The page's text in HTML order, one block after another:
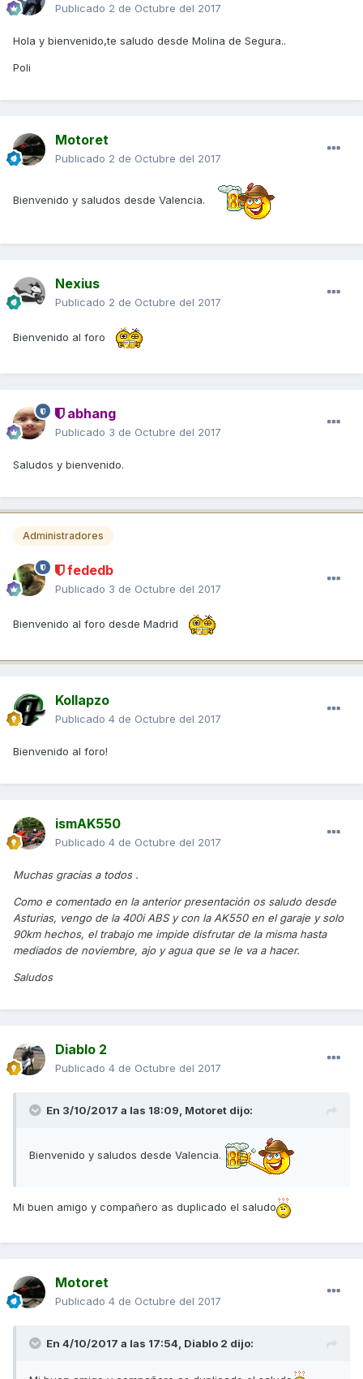
Publicado 2 de Octubre del 2017
Hola y bienvenido,te saludo desde Molina de Segura..
Poli
Motoret
Publicado 2 de Octubre del 2017
Bienvenido y saludos desde Valencia.
Nexius
Publicado 2 de Octubre del 2017
Bienvenido al foro
abhang
Publicado 3 de Octubre del 2017
Saludos y bienvenido.
Administradores
fededb
Publicado 3 de Octubre del 2017
Bienvenido al foro desde Madrid
Kollapzo
Publicado 4 de Octubre del 2017
Bienvenido al foro!
ismAK550
Publicado 4 de Octubre del 2017
Muchas gracias a todos .
Como e comentado en la anterior presentación os saludo desde
Asturias, vengo de la 400i ABS y con la AK550 en el garaje y solo
90km hechos, el trabajo me impide disfrutar de la misma hasta
mediados de noviembre, ajo y agua que se le va a hacer.
Saludos
Diablo 2
Publicado 4 de Octubre del 2017
En 3/10/2017 a las 18:09, Motoret dijo:
Bienvenido y saludos desde Valencia.
Mi buen amigo y compañero as duplicado el saludo
Motoret
Publicado 4 de Octubre del 2017
En 4/10/2017 a las 17:54, Diablo 2 dijo: